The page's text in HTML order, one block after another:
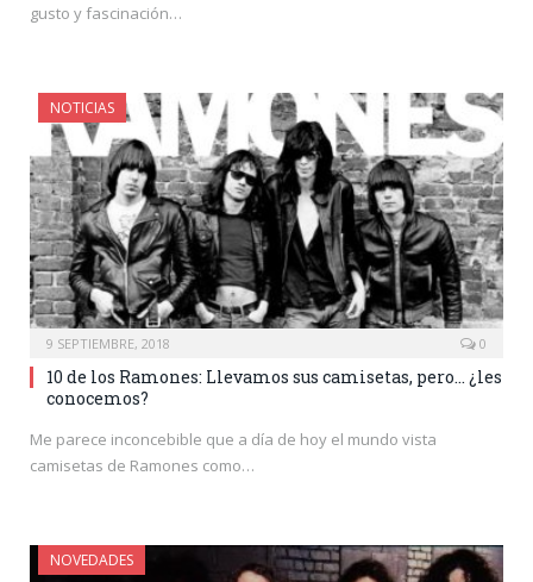
gusto y fascinación…
NOTICIAS
9 SEPTIEMBRE, 2018 0
10 de los Ramones: Llevamos sus camisetas, pero… ¿les
conocemos?
Me parece inconcebible que a día de hoy el mundo vista
camisetas de Ramones como…
NOVEDADES